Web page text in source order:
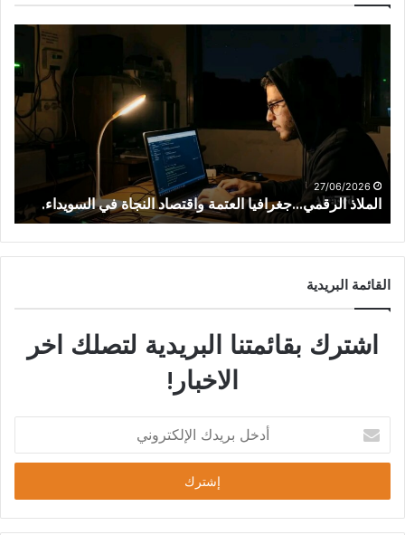
النجاة في السويداء.
16/06/2026
طن متوقعة وتنفيذ للخطة الزراعية يتجاوز
القائمة البريدية
اشترك بقائمتنا البريدية لتصلك اخر
الاخبار!